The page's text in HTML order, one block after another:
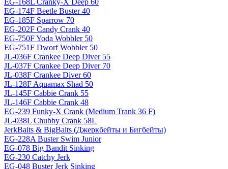
EG-168L Cranky-X Deep 60
EG-174F Beetle Buster 40
EG-185F Sparrow 70
EG-202F Candy Crank 40
EG-750F Yoda Wobbler 50
EG-751F Dworf Wobbler 50
JL-036F Crankee Deep Diver 55
JL-037F Crankee Deep Diver 70
JL-038F Crankee Diver 60
JL-128F Aquamax Shad 50
JL-145F Cabbie Crank 55
JL-146F Cabbie Crank 48
EG-239 Funky-X Crank (Medium Trank 36 F)
JL-038L Chubby Crank 58L
JerkBaits & BigBaits (Джеркбейты и Бигбейты)
EG-228A Buster Swim Junior
EG-078 Big Bandit Sinking
EG-230 Catchy Jerk
EG-048 Buster Jerk Sinking